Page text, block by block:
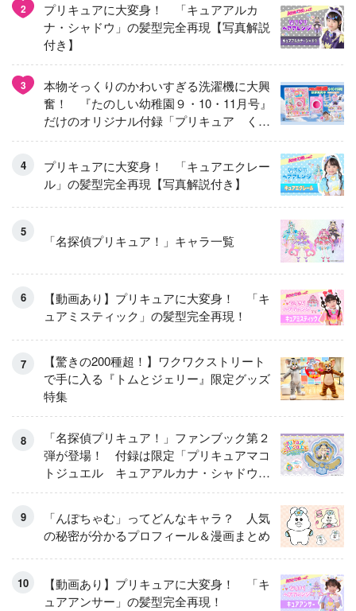
2
プリキュアに大変身！ 「キュアアルカ
ナ・シャドウ」の髪型完全再現【写真解説
付き】
3
本物そっくりのかわいすぎる洗濯機に大興
奮！ 『たのしい幼稚園９・10・11月号』
だけのオリジナル付録「プリキュア くる
くるせんたくき」
プリキュアに大変身！ 「キュアエクレー
ル」の髪型完全再現【写真解説付き】
「名探偵プリキュア！」キャラ一覧
【動画あり】プリキュアに大変身！ 「キ
ュアミスティック」の髪型完全再現！
【驚きの200種超！】ワクワクストリート
で手に入る『トムとジェリー』限定グッズ
特集
「名探偵プリキュア！」ファンブック第２
弾が登場！ 付録は限定「プリキュアマコ
トジュエル キュアアルカナ・シャドウ
アイスver.」 キュアエクレールを大特
「んぽちゃむ」ってどんなキャラ？ 人気
の秘密が分かるプロフィール＆漫画まとめ
【動画あり】プリキュアに大変身！ 「キ
ュアアンサー」の髪型完全再現！